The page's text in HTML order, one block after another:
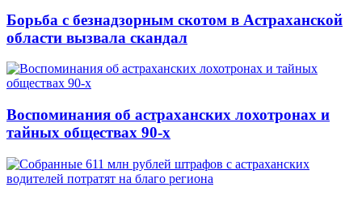
Борьба с безнадзорным скотом в Астраханской
области вызвала скандал
Воспоминания об астраханских лохотронах и
тайных обществах 90-х